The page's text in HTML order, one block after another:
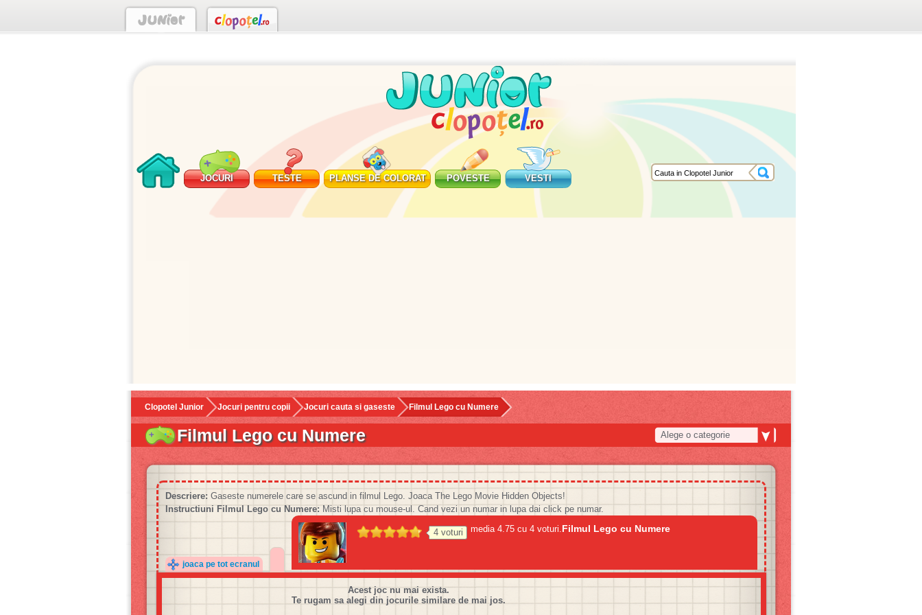
JOCURI TESTE PLANSE DE COLORAT POVESTE VESTI
Clopotel Junior Jocuri pentru copii Jocuri cauta si gaseste Filmul Lego cu Numere
Filmul Lego cu Numere Alege o categorie
Descriere: Gaseste numerele care se ascund in filmul Lego. Joaca The Lego Movie Hidden Objects!
Instructiuni Filmul Lego cu Numere: Misti lupa cu mouse-ul. Cand vezi un numar in lupa dai click pe numar.
joaca pe tot ecranul
Filmul Lego cu Numere
4 voturi media 4.75 cu 4 voturi.
Acest joc nu mai exista.
Te rugam sa alegi din jocurile similare de mai jos.